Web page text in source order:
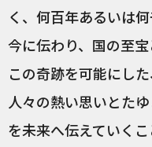
く、何百年あるいは
今に伝わり、国の至宝
この奇跡を可能にし
人々の熱い思いとた
を未来へ伝えていく